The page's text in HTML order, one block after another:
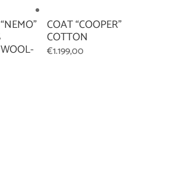
COAT “COOPER”
COTTON
€1.199,00